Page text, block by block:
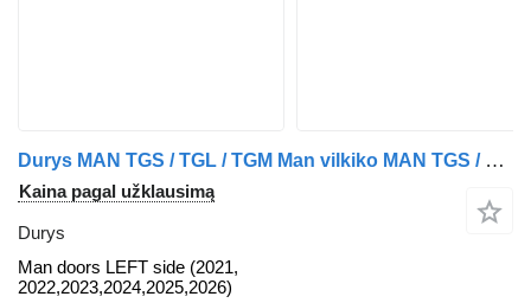
Durys MAN TGS / TGL / TGM Man vilkiko MAN TGS / TGL / TGM
Kaina pagal užklausimą
Durys
Man doors LEFT side (2021,
2022,2023,2024,2025,2026)